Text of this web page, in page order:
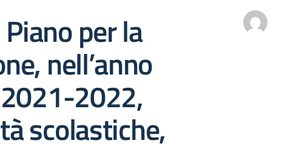
per la
nell’anno
2022,
scolastiche,